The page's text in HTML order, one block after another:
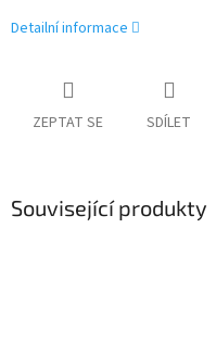
Detailní informace
ZEPTAT SE SDÍLET
Související produkty